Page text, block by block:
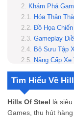
Khám Phá
Hóa Thân
Đồ Họa
Gameplay
Bộ Sưu Tập
Nâng Cấp
Nhiều Chế
Bứt Phá Sức Mạnh
Kỹ Thuật Chơi
Trở Thành Vua
Tính năng
Tìm Hiểu Về
Hills Of Steel là
Games, thu hút